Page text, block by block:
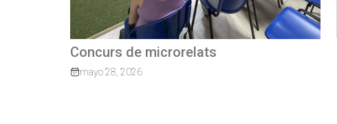
Quan el camí continua: exalumnes que
tornen per guiar els nostres joves